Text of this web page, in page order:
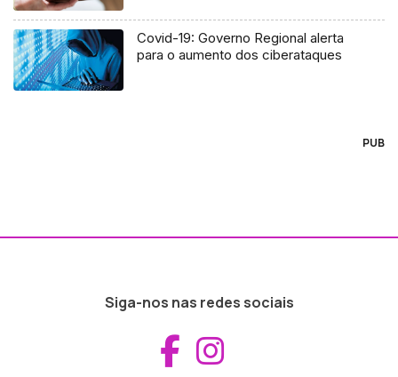
Covid-19: Governo Regional alerta
para o aumento dos ciberataques
PUB
Siga-nos nas redes sociais
Aceder ao